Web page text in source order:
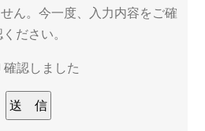
ん。今一度、入力内容をご確
ださい。
確認しました